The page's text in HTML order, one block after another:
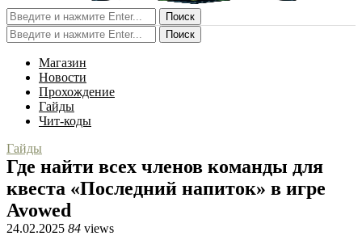
Поиск
Поиск
Магазин
Новости
Прохождение
Гайды
Чит-коды
Гайды
Где найти всех членов команды для
квеста «Последний напиток» в игре
Avowed
24.02.2025 84 views